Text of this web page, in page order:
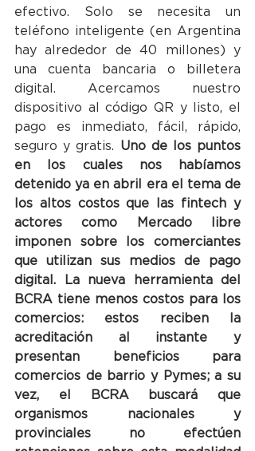
efectivo. Solo se necesita un
teléfono inteligente (en Argentina
hay alrededor de 40 millones) y
una cuenta bancaria o billetera
digital. Acercamos nuestro
dispositivo al código QR y listo, el
pago es inmediato, fácil, rápido,
seguro y gratis. Uno de los puntos
en los cuales nos habíamos
detenido ya en abril era el tema de
los altos costos que las fintech y
actores como Mercado libre
imponen sobre los comerciantes
que utilizan sus medios de pago
digital. La nueva herramienta del
BCRA tiene menos costos para los
comercios: estos reciben la
acreditación al instante y
presentan beneficios para
comercios de barrio y Pymes; a su
vez, el BCRA buscará que
organismos nacionales y
provinciales no efectúen